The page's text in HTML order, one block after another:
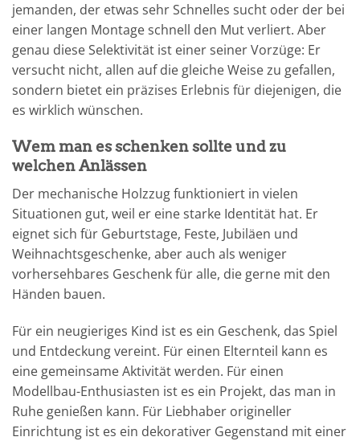
jemanden, der etwas sehr Schnelles sucht oder der bei
einer langen Montage schnell den Mut verliert. Aber
genau diese Selektivität ist einer seiner Vorzüge: Er
versucht nicht, allen auf die gleiche Weise zu gefallen,
sondern bietet ein präzises Erlebnis für diejenigen, die
es wirklich wünschen.
Wem man es schenken sollte und zu
welchen Anlässen
Der mechanische Holzzug funktioniert in vielen
Situationen gut, weil er eine starke Identität hat. Er
eignet sich für Geburtstage, Feste, Jubiläen und
Weihnachtsgeschenke, aber auch als weniger
vorhersehbares Geschenk für alle, die gerne mit den
Händen bauen.
Für ein neugieriges Kind ist es ein Geschenk, das Spiel
und Entdeckung vereint. Für einen Elternteil kann es
eine gemeinsame Aktivität werden. Für einen
Modellbau-Enthusiasten ist es ein Projekt, das man in
Ruhe genießen kann. Für Liebhaber origineller
Einrichtung ist es ein dekorativer Gegenstand mit einer